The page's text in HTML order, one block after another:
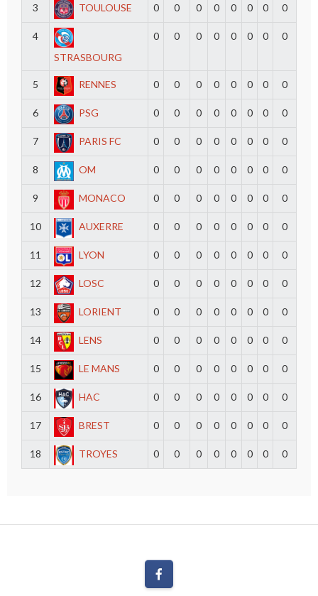
3 TOULOUSE 0 0 0 0 0 0 0 0
4
STRASBOURG
0 0 0 0 0 0 0 0
5 RENNES 0 0 0 0 0 0 0 0
6 PSG 0 0 0 0 0 0 0 0
7 PARIS FC 0 0 0 0 0 0 0 0
8 OM 0 0 0 0 0 0 0 0
9 MONACO 0 0 0 0 0 0 0 0
10 AUXERRE 0 0 0 0 0 0 0 0
11 LYON 0 0 0 0 0 0 0 0
12 LOSC 0 0 0 0 0 0 0 0
13 LORIENT 0 0 0 0 0 0 0 0
14 LENS 0 0 0 0 0 0 0 0
15 LE MANS 0 0 0 0 0 0 0 0
16 HAC 0 0 0 0 0 0 0 0
17 BREST 0 0 0 0 0 0 0 0
18 TROYES 0 0 0 0 0 0 0 0